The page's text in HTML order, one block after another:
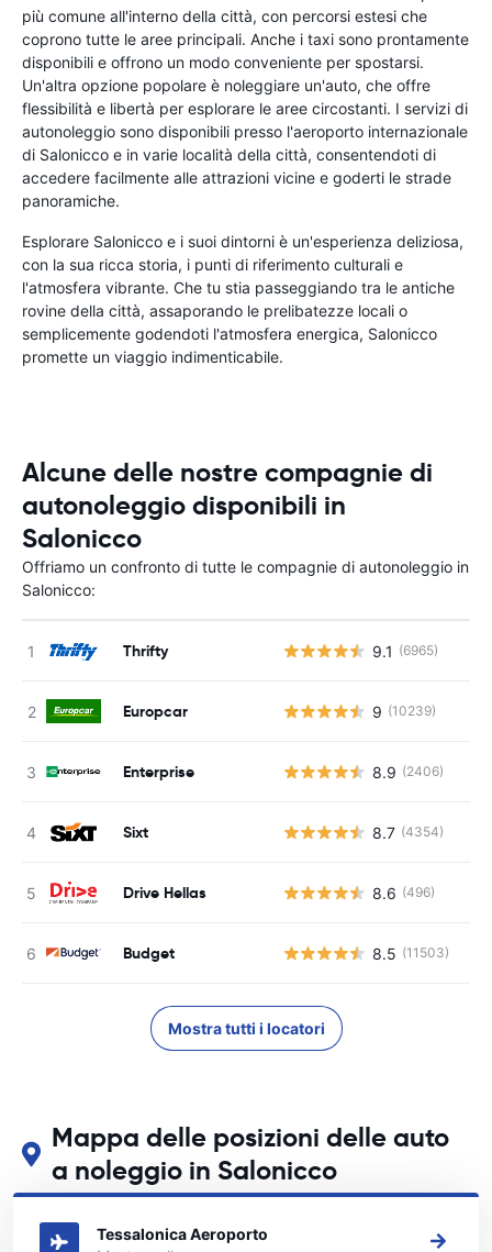
più comune all'interno della città, con percorsi estesi che
coprono tutte le aree principali. Anche i taxi sono prontamente
disponibili e offrono un modo conveniente per spostarsi.
Un'altra opzione popolare è noleggiare un'auto, che offre
flessibilità e libertà per esplorare le aree circostanti. I servizi di
autonoleggio sono disponibili presso l'aeroporto internazionale
di Salonicco e in varie località della città, consentendoti di
accedere facilmente alle attrazioni vicine e goderti le strade
panoramiche.
Esplorare Salonicco e i suoi dintorni è un'esperienza deliziosa,
con la sua ricca storia, i punti di riferimento culturali e
l'atmosfera vibrante. Che tu stia passeggiando tra le antiche
rovine della città, assaporando le prelibatezze locali o
semplicemente godendoti l'atmosfera energica, Salonicco
promette un viaggio indimenticabile.
Alcune delle nostre compagnie di
autonoleggio disponibili in
Salonicco
Offriamo un confronto di tutte le compagnie di autonoleggio in
Salonicco:
Thrifty 9.1 (6965)
Europcar 9 (10239)
Enterprise 8.9 (2406)
Sixt 8.7 (4354)
Drive Hellas 8.6 (496)
Budget 8.5 (11503)
Mostra tutti i locatori
Mappa delle posizioni delle auto
a noleggio in Salonicco
Guarda le nostre principali sedi di autonoleggio in Salonicco
Tessalonica Aeroporto